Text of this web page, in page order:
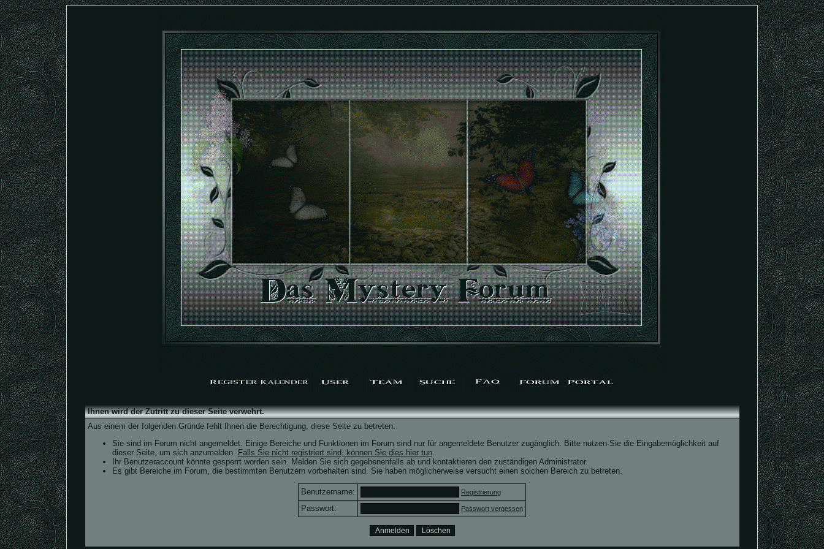
Ihnen wird der Zutritt zu dieser Seite verwehrt.
Aus einem der folgenden Gründe fehlt Ihnen die Berechtigung, diese Seite zu betreten:
Sie sind im Forum nicht angemeldet. Einige Bereiche und Funktionen im Forum sind nur für angemeldete Benutzer zugänglich. Bitte nutzen Sie die Eingabemöglichkeit auf
dieser Seite, um sich anzumelden. Falls Sie nicht registriert sind, können Sie dies hier tun.
Ihr Benutzeraccount könnte gesperrt worden sein. Melden Sie sich gegebenenfalls ab und kontaktieren den zuständigen Administrator.
Es gibt Bereiche im Forum, die bestimmten Benutzern vorbehalten sind. Sie haben möglicherweise versucht einen solchen Bereich zu betreten.
Benutzername: Registrierung
Passwort: Passwort vergessen